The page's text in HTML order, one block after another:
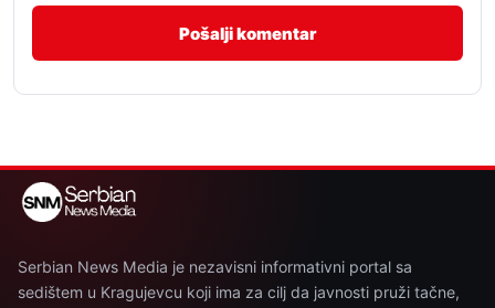
Serbian News Media je nezavisni informativni portal sa
sedištem u Kragujevcu koji ima za cilj da javnosti pruži tačne,